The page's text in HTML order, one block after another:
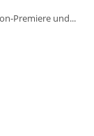
Premiere und...